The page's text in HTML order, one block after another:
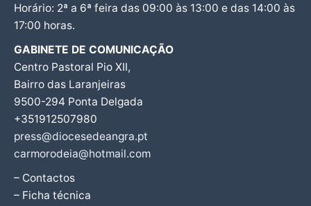
Horário: 2ª a 6ª feira das 09:00 às 13:00 e das 14:00 às
17:00 horas.
GABINETE DE COMUNICAÇÃO
Centro Pastoral Pio XII,
Bairro das Laranjeiras
9500-294 Ponta Delgada
+351912507980
press@diocesedeangra.pt
carmorodeia@hotmail.com
– Contactos
– Ficha técnica